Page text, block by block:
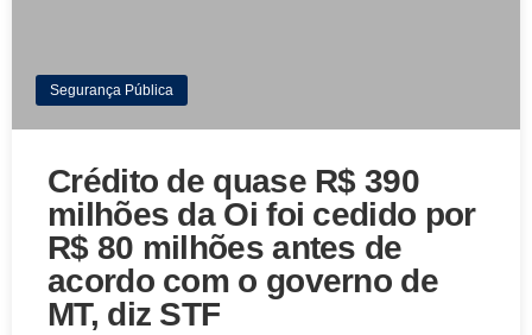
Segurança Pública
Crédito de quase R$ 390
milhões da Oi foi cedido por
R$ 80 milhões antes de
acordo com o governo de
MT, diz STF